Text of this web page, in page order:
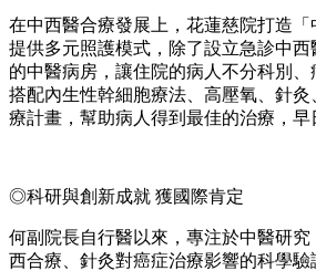
在中西醫合療發展上，花蓮慈院打造「
提供多元照護模式，除了設立急診中
的中醫病房，讓住院的病人不分科別
搭配內生性幹細胞療法、高壓氧、針
療計畫，幫助病人得到最佳的治療，早
◎科研與創新成就 獲國際肯定
何副院長自行醫以來，專注於中醫研
西合療、針灸對癌症治療影響的科學